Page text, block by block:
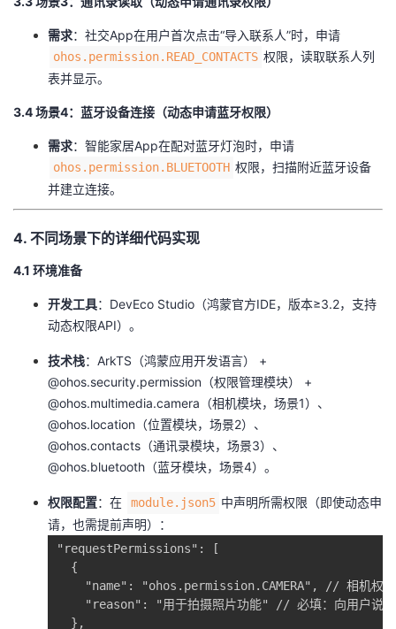
​需求​​：社交App在用户首次点击“导入联系人”时，申请
ohos.permission.READ_CONTACTS 权限，读取联系人列
表并显示。
​3.4 场景4：蓝牙设备连接（动态申请蓝牙权限）​
​需求​​：智能家居App在配对蓝牙灯泡时，申请
ohos.permission.BLUETOOTH 权限，扫描附近蓝牙设备
并建立连接。
​4. 不同场景下的详细代码实现​
​4.1 环境准备​
​开发工具​​：DevEco Studio（鸿蒙官方IDE，版本≥3.2，支持
动态权限API）。
​技术栈​​：ArkTS（鸿蒙应用开发语言） +
@ohos.security.permission（权限管理模块） +
@ohos.multimedia.camera（相机模块，场景1）、
@ohos.location（位置模块，场景2）、
@ohos.contacts（通讯录模块，场景3）、
@ohos.bluetooth（蓝牙模块，场景4）。
​权限配置​​：在 module.json5 中声明所需权限（即使动态申
请，也需提前声明）：
"requestPermissions": [
  {
    "name": "ohos.permission.CAMERA", // 相机权限
"reason": "用于拍摄照片功能" // 必填：向用户说
  },